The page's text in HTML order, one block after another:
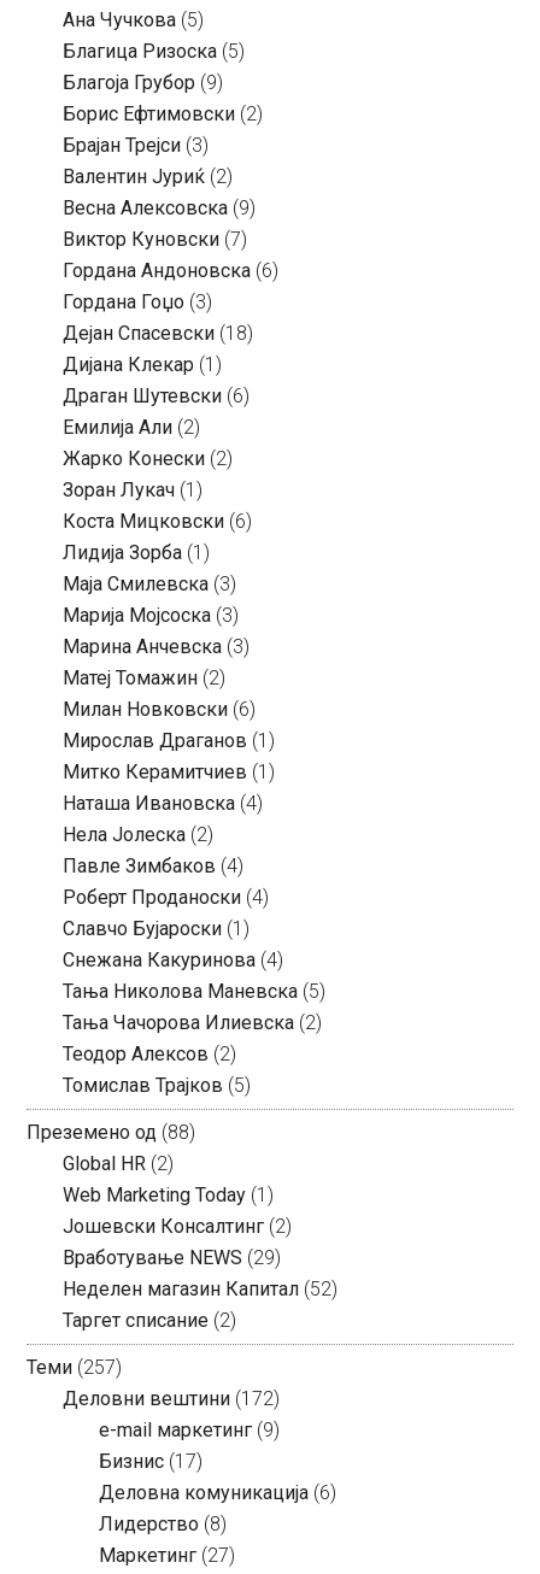
Ана Чучкова (5)
Благица Ризоска (5)
Благоја Грубор (9)
Борис Ефтимовски (2)
Брајан Трејси (3)
Валентин Јуриќ (2)
Весна Алексовска (9)
Виктор Куновски (7)
Гордана Андоновска (6)
Гордана Гоџо (3)
Дејан Спасевски (18)
Дијана Клекар (1)
Драган Шутевски (6)
Емилија Али (2)
Жарко Конески (2)
Зоран Лукач (1)
Коста Мицковски (6)
Лидија Зорба (1)
Маја Смилевска (3)
Марија Мојсоска (3)
Марина Анчевска (3)
Матеј Томажин (2)
Милан Новковски (6)
Мирослав Драганов (1)
Митко Керамитчиев (1)
Наташа Ивановска (4)
Нела Јолеска (2)
Павле Зимбаков (4)
Роберт Проданоски (4)
Славчо Бујароски (1)
Снежана Какуринова (4)
Тања Николова Маневска (5)
Тања Чачорова Илиевска (2)
Теодор Алексов (2)
Томислав Трајков (5)
Преземено од (88)
Global HR (2)
Web Marketing Today (1)
Јошевски Консалтинг (2)
Вработување NEWS (29)
Неделен магазин Капитал (52)
Таргет списание (2)
Теми (257)
Деловни вештини (172)
e-mail маркетинг (9)
Бизнис (17)
Деловна комуникација (6)
Лидерство (8)
Маркетинг (27)